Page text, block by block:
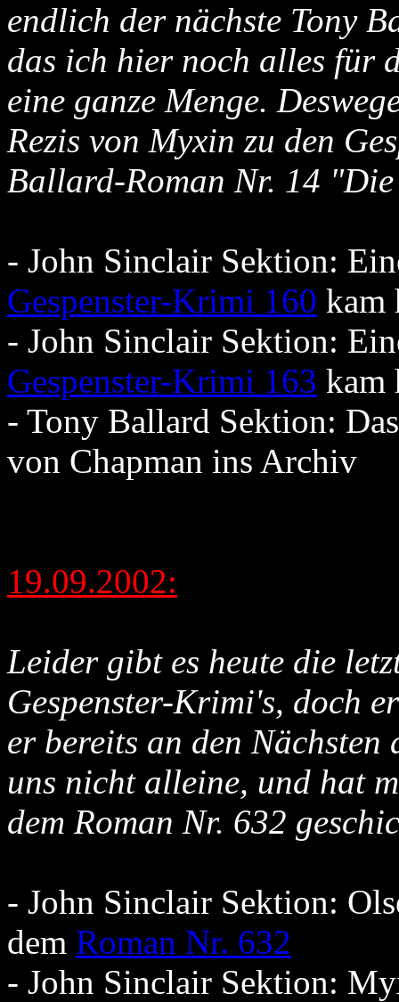
endlich der nächste Tony
das ich hier noch alles für
eine ganze Menge.
Rezis von Myxin zu den
Ballard-Roman Nr. 14
- John Sinclair Sektion:
Gespenster-Krimi 160 kam
- John Sinclair Sektion:
Gespenster-Krimi 163 kam
- Tony Ballard Sektion:
von Chapman ins Archiv
19.09.2002:
Leider gibt es heute die
Gespenster-Krimi's, doch
er bereits an den
uns nicht alleine, und hat
dem Roman Nr. 632
- John Sinclair Sektion:
dem Roman Nr. 632
- John Sinclair Sektion: